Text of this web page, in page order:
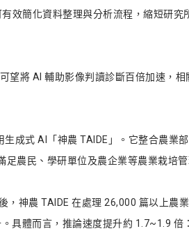
效簡化資料整理與分析流程，縮短研
望將 AI 輔助影像判讀診斷百倍加速，
成式 AI「神農 TAIDE」。它整合農業
農民、學研單位及農企業等農業栽培管
，神農 TAIDE 在處理 26,000 篇以上農
體而言，推論速度提升約 1.7~1.9 倍